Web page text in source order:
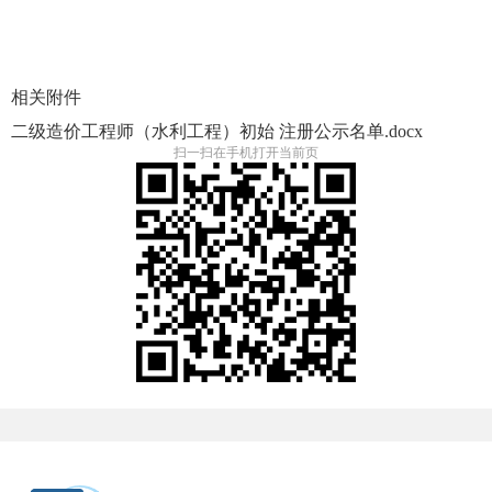
相关附件
二级造价工程师（水利工程）初始 注册公示名单.docx
扫一扫在手机打开当前页